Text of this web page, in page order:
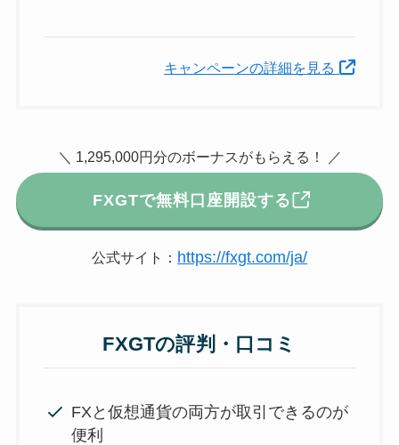
キャンペーンの詳細を見る
＼ 1,295,000円分のボーナスがもらえる！ ／
FXGTで無料口座開設する
公式サイト： https://fxgt.com/ja/
FXGTの評判・口コミ
FXと仮想通貨の両方が取引できるのが
便利